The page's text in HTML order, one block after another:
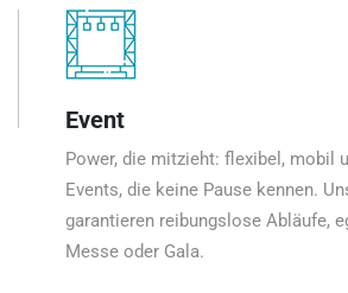
Event
Power, die mitzieht: flexibel, mobil
Events, die keine Pause kennen.
garantieren reibungslose Abläufe,
Messe oder Gala.